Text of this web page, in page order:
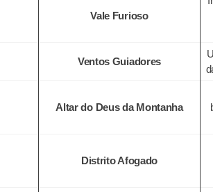
Vale Furioso
Ventos Guiadores
Altar do Deus da Montanha
Distrito Afogado